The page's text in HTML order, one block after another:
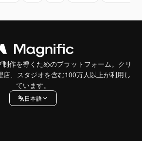
作を導くためのプラットフォーム。クリ
店、スタジオを含む100万人以上が利用し
ています。
日本語